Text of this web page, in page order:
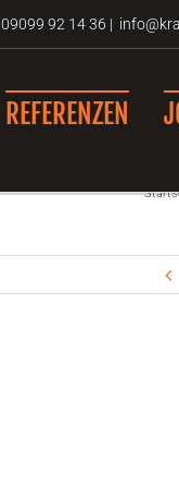
09099 92 14 36 |
REFERENZEN